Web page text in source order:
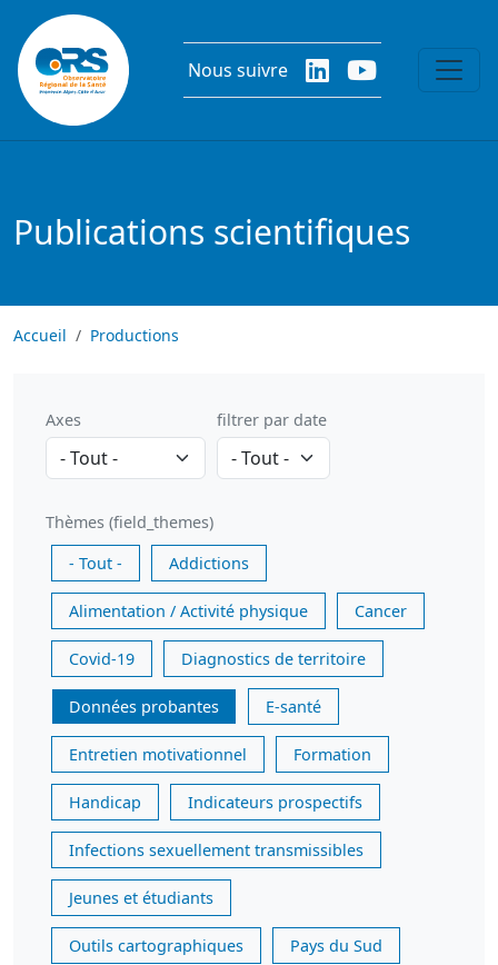
Aller au contenu principal
Nous suivre
Publications scientifiques
Accueil Productions
Axes filtrer par date
Thèmes (field_themes)
- Tout -
Addictions
Alimentation / Activité physique Cancer
Covid-19 Diagnostics de territoire
Données probantes E-santé
Entretien motivationnel Formation
Handicap Indicateurs prospectifs
Infections sexuellement transmissibles
Jeunes et étudiants
Outils cartographiques Pays du Sud